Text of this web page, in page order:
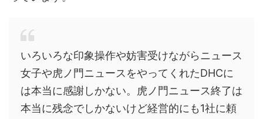
いろいろな印象操作や妨害受けながらニュース
女子や虎ノ門ニュースをやってくれたDHCに
は本当に感謝しかない。虎ノ門ニュース終了は
本当に残念でしかないけど経営的にも1社に頼